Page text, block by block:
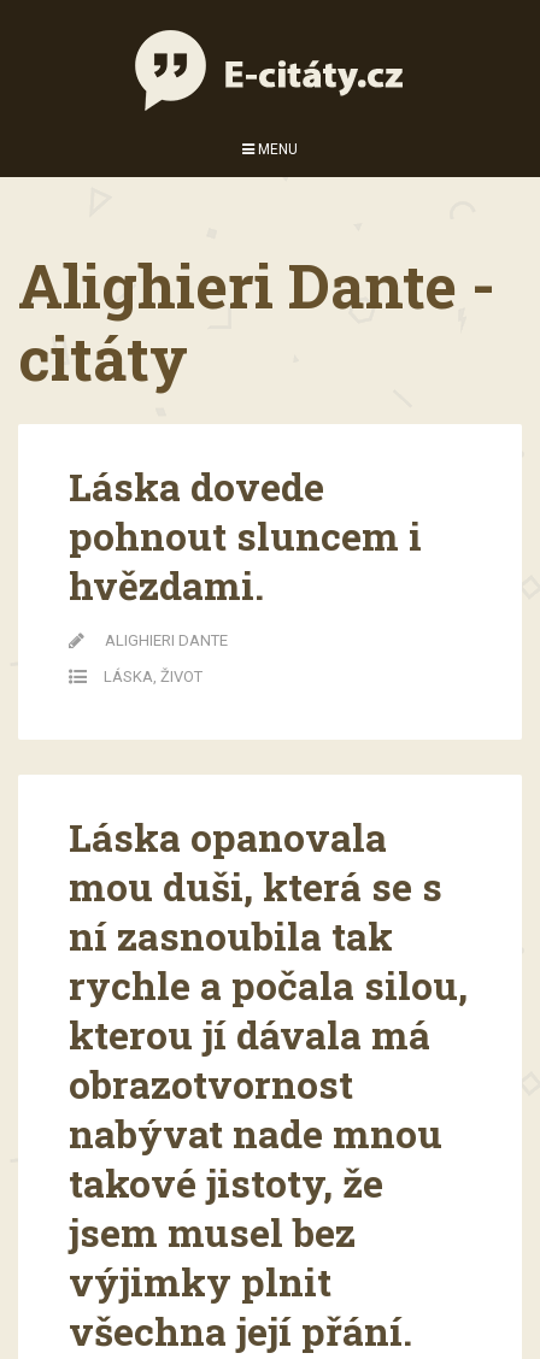
MENU
Alighieri Dante -
citáty
Láska dovede
pohnout sluncem i
hvězdami.
ALIGHIERI DANTE
LÁSKA, ŽIVOT
Láska opanovala
mou duši, která se s
ní zasnoubila tak
rychle a počala silou,
kterou jí dávala má
obrazotvornost
nabývat nade mnou
takové jistoty, že
jsem musel bez
výjimky plnit
všechna její přání.